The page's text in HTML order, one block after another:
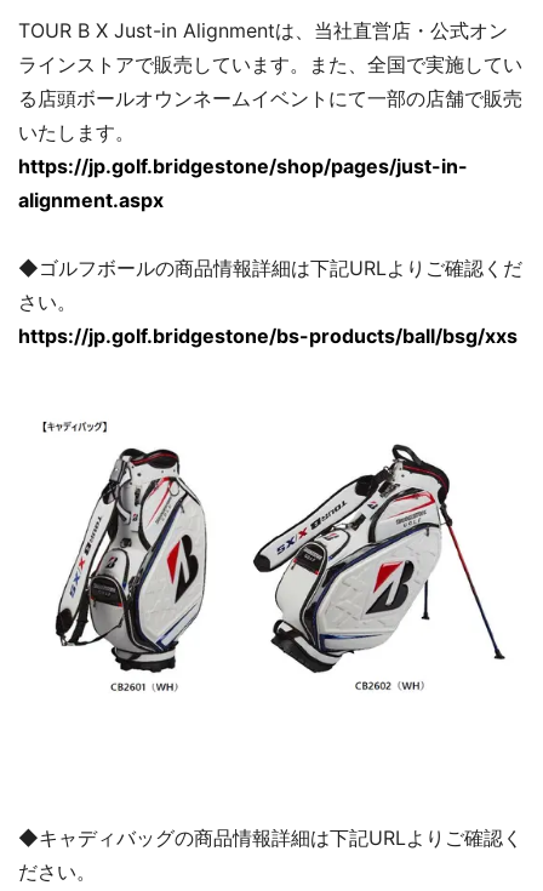
TOUR B X Just-in Alignmentは、当社直営店・公式オン
ラインストアで販売しています。また、全国で実施してい
る店頭ボールオウンネームイベントにて一部の店舗で販売
いたします。
https://jp.golf.bridgestone/shop/pages/just-in-
alignment.aspx
◆ゴルフボールの商品情報詳細は下記URLよりご確認くだ
さい。
https://jp.golf.bridgestone/bs-products/ball/bsg/xxs
◆キャディバッグの商品情報詳細は下記URLよりご確認く
ださい。